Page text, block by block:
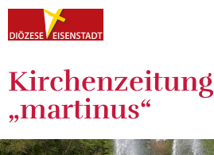
Kirchenzeitung
„martinus“